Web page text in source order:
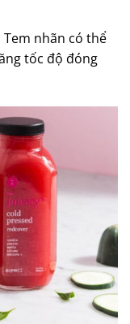
Tem nhãn có thể
tốc độ đóng